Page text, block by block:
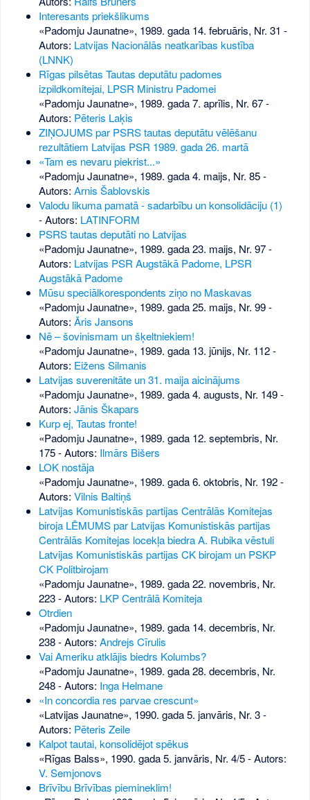
Interesants priekšlikums
«Padomju Jaunatne», 1989. gada 14. februāris, Nr. 31 -
Autors: Latvijas Nacionālās neatkarības kustība
(LNNK)
Rīgas pilsētas Tautas deputātu padomes
izpildkomitejai, LPSR Ministru Padomei
«Padomju Jaunatne», 1989. gada 7. aprīlis, Nr. 67-
Autors: Pēteris Laķis
ZIŅOJUMS par PSRS tautas deputātu vēlēšanu
rezultātiem Latvijas PSR 1989. gada 26. martā
«Tam es nevaru piekrist...»
«Padomju Jaunatne», 1989. gada 4. maijs, Nr. 85-
Autors: Arnis Šablovskis
Valodu likuma pamatā - sadarbību un konsolidāciju (1)
- Autors: LATINFORM
PSRS tautas deputāti no Latvijas
«Padomju Jaunatne», 1989. gada 23. maijs, Nr. 97-
Autors: Latvijas PSR Augstākā Padome, LPSR
Augstākā Padome
Mūsu speciālkorespondents ziņo no Maskavas
«Padomju Jaunatne», 1989. gada 25. maijs, Nr. 99-
Autors: Āris Jansons
Nē – šovinismam un šķeltniekiem!
«Padomju Jaunatne», 1989. gada 13. jūnijs, Nr. 112-
Autors: Eižens Silmanis
Latvijas suverenitāte un 31. maija aicinājums
«Padomju Jaunatne», 1989. gada 4. augusts, Nr. 149-
Autors: Jānis Škapars
Kurp ej, Tautas fronte!
«Padomju Jaunatne», 1989. gada 12. septembris, Nr.
175- Autors: Ilmārs Bišers
LOK nostāja
«Padomju Jaunatne», 1989. gada 6. oktobris, Nr. 192-
Autors: Vilnis Baltiņš
Latvijas Komunistiskās partijas Centrālās Komitejas
biroja LĒMUMS par Latvijas Komunistiskās partijas
Centrālās Komitejas locekļa biedra A. Rubika vēstuli
Latvijas Komunistiskās partijas CK birojam un PSKP
CK Politbirojam
«Padomju Jaunatne», 1989. gada 22. novembris, Nr.
223- Autors: LKP Centrālā Komiteja
Otrdien
«Padomju Jaunatne», 1989. gada 14. decembris, Nr.
238- Autors: Andrejs Cīrulis
Vai Ameriku atklājis biedrs Kolumbs?
«Padomju Jaunatne», 1989. gada 28. decembris, Nr.
248- Autors: Inga Helmane
«In concordia res parvae crescunt»
«Latvijas Jaunatne», 1990. gada 5. janvāris, Nr. 3-
Autors: Pēteris Zeile
Kalpot tautai, konsolidējot spēkus
«Rīgas Balss», 1990. gada 5. janvāris, Nr. 4/5- Autors:
V. Semjonovs
Brīvību Brīvības piemineklim!